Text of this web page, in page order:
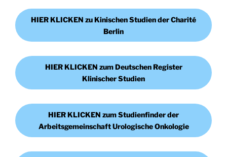
HIER KLICKEN zu Kinischen Studien der Charité
Berlin
HIER KLICKEN zum Deutschen Register
Klinischer Studien
HIER KLICKEN zum Studienfinder der
Arbeitsgemeinschaft Urologische Onkologie